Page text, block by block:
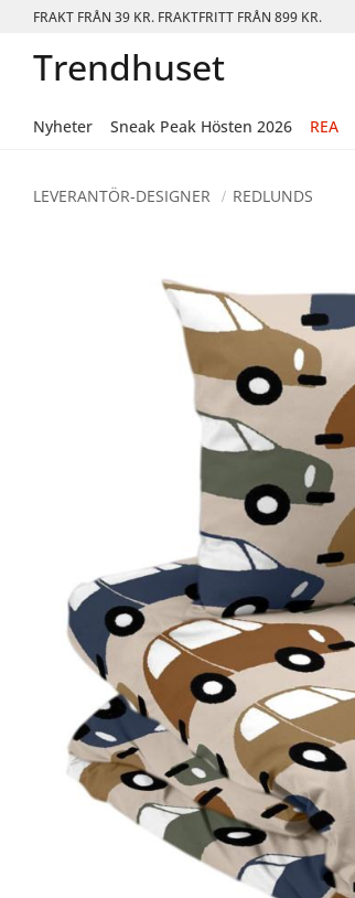
FRAKT FRÅN 39 KR. FRAKTFRITT FRÅN 899 KR.
Trendhuset
Nyheter Sneak Peak Hösten 2026 REA
LEVERANTÖR-DESIGNER REDLUNDS